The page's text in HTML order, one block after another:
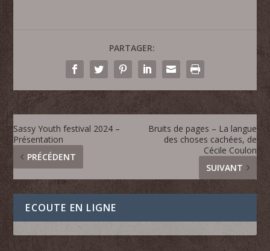
PARTAGER:
Sassy Youth festival 2024 –
Présentation
PRÉCÉDENT
Bruits de pages – La langue
des choses cachées, de
Cécile Coulon
SUIVANT
ECOUTE EN LIGNE